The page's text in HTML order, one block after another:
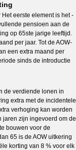
eerste element is het -
pensioen aan de
op 65ste jarige leeftijd.
per jaar. Tot de AOW-
een extra maand per
sinds de introductie
de verdiende lonen in
extra met de incidentele
verhoging kan worden
jaren zijn ingevoerd om de
bouwen voor de
65 is de AOW uitkering
korting van 8 % voor elk